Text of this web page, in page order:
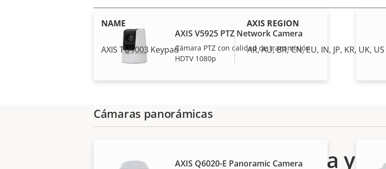
AXIS V5925 PTZ Network Camera
Cámara PTZ con calidad de transmisión
HDTV 1080p
Cámaras panorámicas
AXIS Q6020-E Panoramic Camera
NAME AXIS REGION
AXIS TU9003 Keypad AR, AU, BR, CN, EU, IN, JP, KR, UK, US
Asistencia y